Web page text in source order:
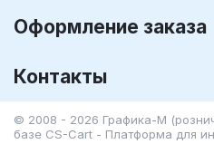
Оформление заказа
Контакты
© 2008 - 2026 Графика-М
базе CS-Cart - Платформа для